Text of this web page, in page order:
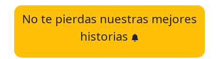
No te pierdas nuestras mejores
historias